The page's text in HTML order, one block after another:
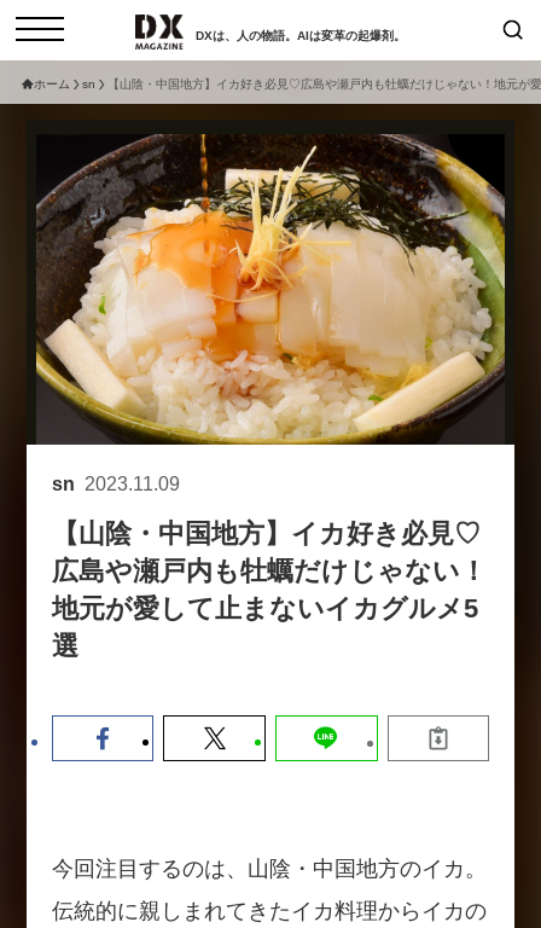
DXは、人の物語。AIは変革の起爆剤。
セミナー ニュース
サービスメニュー 日本オムニチャネル協会
トップページ
特集
動画
サイトマップ
お問い合わせ
個人情報保護法について
現在開催予定のセミナー
セミナー
【8/12開催】「イノベーションを
数値化する」～投資される事業の
基準と、終活DX「SouSou」に
学ぶ資金調達・巻き込みのリアル
【9/30開催】AIで何でもできる時
代に、なぜ「DX人財」というキ
ャリアが求められるのか
ホーム sn 【山陰・中国地方】イカ好き必見♡広島や瀬戸内も牡蠣だけじゃない！地元が
sn 2023.11.09
【山陰・中国地方】イカ好き必見♡
広島や瀬戸内も牡蠣だけじゃない！
地元が愛して止まないイカグルメ5
選
今回注目するのは、山陰・中国地方のイカ。
伝統的に親しまれてきたイカ料理からイカの